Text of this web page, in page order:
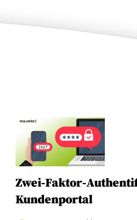
Zwei-Faktor-
Kundenportal